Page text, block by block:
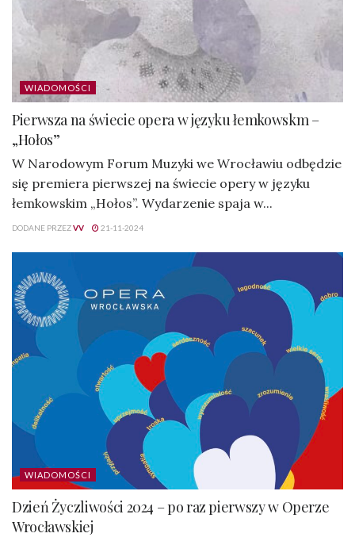
WIADOMOŚCI
Pierwsza na świecie opera w języku łemkowskm –
„Hołos”
W Narodowym Forum Muzyki we Wrocławiu odbędzie
się premiera pierwszej na świecie opery w języku
łemkowskim „Hołos”. Wydarzenie spaja w...
DODANE PRZEZVV 21-11-2024
WIADOMOŚCI
Dzień Życzliwości 2024 – po raz pierwszy w Operze
Wrocławskiej